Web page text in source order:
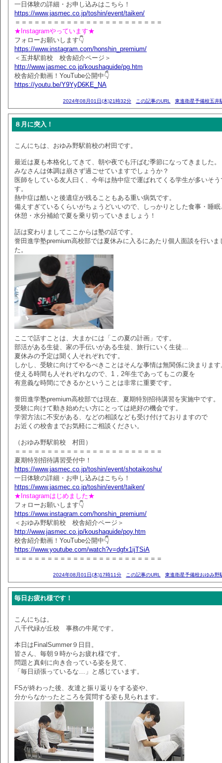
一日体験の詳細・お申し込みはこちら！
https://www.jasmec.co.jp/toshin/event/taiken/
＝＝＝＝＝＝＝＝＝＝＝＝＝＝＝＝＝＝＝＝＝＝＝
★Instagramやっています★
フォローお願いします👇
https://www.instagram.com/honshin_premium/
＜五井駅前校 校舎紹介ページ＞
http://www.jasmec.co.jp/koushaguide/pg.htm
校舎紹介動画！YouTube公開中👇
https://youtu.be/Y9YyD6KE_NA
2024年08月01日(木)21時32分 この記事のURL 東進衛星予備校五井
８月に突入！
こんにちは、おゆみ野駅前校の村田です。
最近は夏も本格化してきて、朝や夜でも汗ばむ季節になってきました。
みなさんは体調は崩さず過ごせていますでしょうか？
医師をしている友人曰く、今年は熱中症で運ばれてくる学生が多いそう
す。
熱中症は酷いと後遺症が残ることもある重い病気です。
備えすぎているくらいがちょうどいいので、しっかりとした食事・睡眠
休憩・水分補給で夏を乗り切っていきましょう！
話は変わりましてここからは塾の話です。
誉田進学塾premium高校部では夏休みに入るにあたり個人面談を行いま
た。
ここで話すことは、大まかには「この夏の計画」です。
部活がある生徒、家の手伝いがある生徒、旅行にいく生徒…
夏休みの予定は聞く人それぞれです。
しかし、受験に向けてやるべきことはそんな事情は無関係に決まります
使える時間も人それぞれなので、1，2年生であってもこの夏を
有意義な時間にできるかということは非常に重要です。
誉田進学塾premium高校部では現在、夏期特別招待講習を実施中です。
受験に向けて動き始めたい方にとっては絶好の機会です。
学習方法に不安がある、などの相談なども受け付けておりますので
お近くの校舎までお気軽にご相談ください。
（おゆみ野駅前校 村田）
＝＝＝＝＝＝＝＝＝＝＝＝＝＝＝＝＝＝＝＝＝＝＝
夏期特別招待講習受付中！
https://www.jasmec.co.jp/toshin/event/shotaikoshu/
一日体験の詳細・お申し込みはこちら！
https://www.jasmec.co.jp/toshin/event/taiken/
★Instagramはじめました★
フォローお願いします👇
https://www.instagram.com/honshin_premium/
＜おゆみ野駅前校 校舎紹介ページ＞
http://www.jasmec.co.jp/koushaguide/poy.htm
校舎紹介動画！YouTube公開中👇
https://www.youtube.com/watch?v=dgfx1ijTSiA
＝＝＝＝＝＝＝＝＝＝＝＝＝＝＝＝＝＝＝＝＝＝＝
2024年08月01日(木)17時11分 この記事のURL 東進衛星予備校おゆみ野
毎日お疲れ様です！
こんにちは。
八千代緑が丘校 事務の牛尾です。
本日はFinalSummer９日目。
皆さん、毎朝９時からお疲れ様です。
問題と真剣に向き合っている姿を見て、
「毎日頑張っているな…」と感じています。
FSが終わった後、友達と振り返りをする姿や、
分からなかったところを質問する姿も見られます。